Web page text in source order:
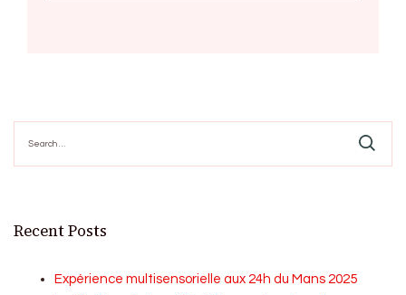
for:
Recent Posts
Expérience multisensorielle aux 24h du Mans 2025